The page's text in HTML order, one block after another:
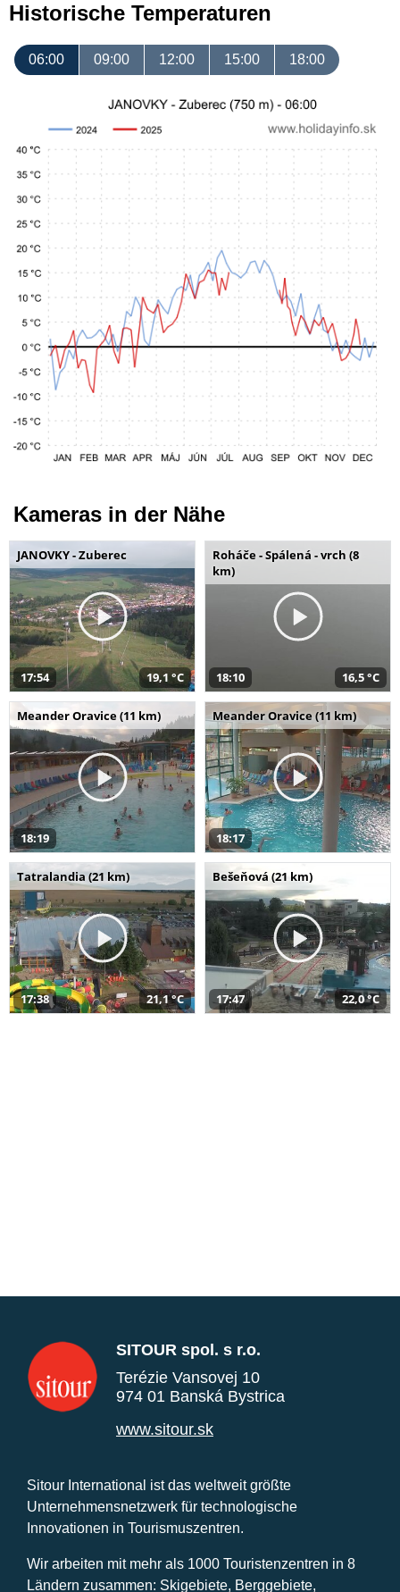
Historische Temperaturen
06:00 09:00 12:00 15:00 18:00
Kameras in der Nähe
JANOVKY - Zuberec
17:54 19,1 °C
Roháče - Spálená - vrch (8
km)
18:10 16,5 °C
Meander Oravice (11 km)
18:19
Meander Oravice (11 km)
18:17
Tatralandia (21 km)
17:38 21,1 °C
Bešeňová (21 km)
17:47 22,0 °C
SITOUR spol. s r.o.
Terézie Vansovej 10
974 01 Banská Bystrica
www.sitour.sk
Sitour International ist das weltweit größte
Unternehmensnetzwerk für technologische
Innovationen in Tourismuszentren.
Wir arbeiten mit mehr als 1000 Touristenzentren in 8
Ländern zusammen: Skigebiete, Berggebiete,